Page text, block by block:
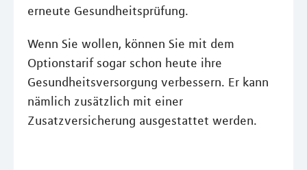
erneute Gesundheitsprüfung.
Wenn Sie wollen, können Sie mit dem
Optionstarif sogar schon heute ihre
Gesundheitsversorgung verbessern. Er kann
nämlich zusätzlich mit einer
Zusatzversicherung ausgestattet werden.